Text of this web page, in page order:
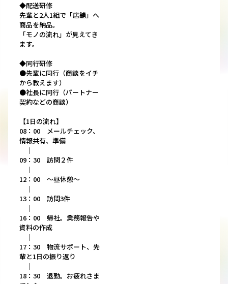
◆配送研修
先輩と2人1組で「店舗」へ
商品を納品。
「モノの流れ」が見えてき
ます。
◆同行研修
●先輩に同行（商談をイチ
から教えます）
●社長に同行（パートナー
契約などの商談）
【1日の流れ】
08：00 メールチェック、
情報共有、準備
｜
09：30 訪問２件
｜
12：00 ～昼休憩～
｜
13：00 訪問3件
｜
16：00 帰社。業務報告や
資料の作成
｜
17：30 物流サポート、先
輩と1日の振り返り
｜
18：30 退勤。お疲れさま